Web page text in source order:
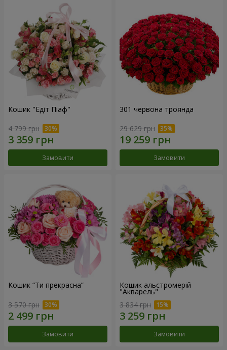
Кошик "Едіт Піаф"
4 799 грн
Замовити
301 червона троянда
29 629 грн
Замовити
Кошик “Ти прекрасна”
3 570 грн
Замовити
Кошик альстромерій
"Акварель"
3 834 грн
Замовити